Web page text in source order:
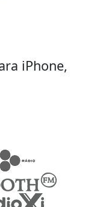
iPhone,